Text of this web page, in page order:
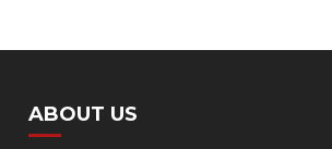
ABOUT US